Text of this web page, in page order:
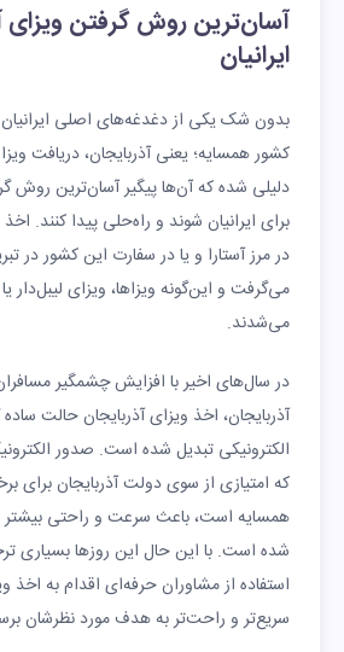
آسان‌ترین روش گرفتن ویزای
ایرانیان
بدون شک یکی از دغدغه‌های اصلی
کشور همسایه؛ یعنی آذربایجان، دریافت
دلیلی شده که آن‌ها پیگیر آسان‌ترین روش
برای ایرانیان شوند و راه‌حلی پیدا کنند.
در مرز آستارا و یا در سفارت این کشور در
می‌گرفت و این‌گونه ویزا‌ها، ویزای لیبل‌دار
می‌شدند.
در سال‌های اخیر با افزایش چشمگیر
آذربایجان، اخذ ویزای آذربایجان حالت
الکترونیکی تبدیل شده است. صدور
که امتیازی از سوی دولت آذربایجان برای
همسایه است، باعث سرعت و راحتی بیشتر
شده است. با این حال این روزها بسیاری
استفاده از مشاوران حرفه‌ای اقدام به اخذ
سریع‌تر و راحت‌تر به هدف مورد نظرشان